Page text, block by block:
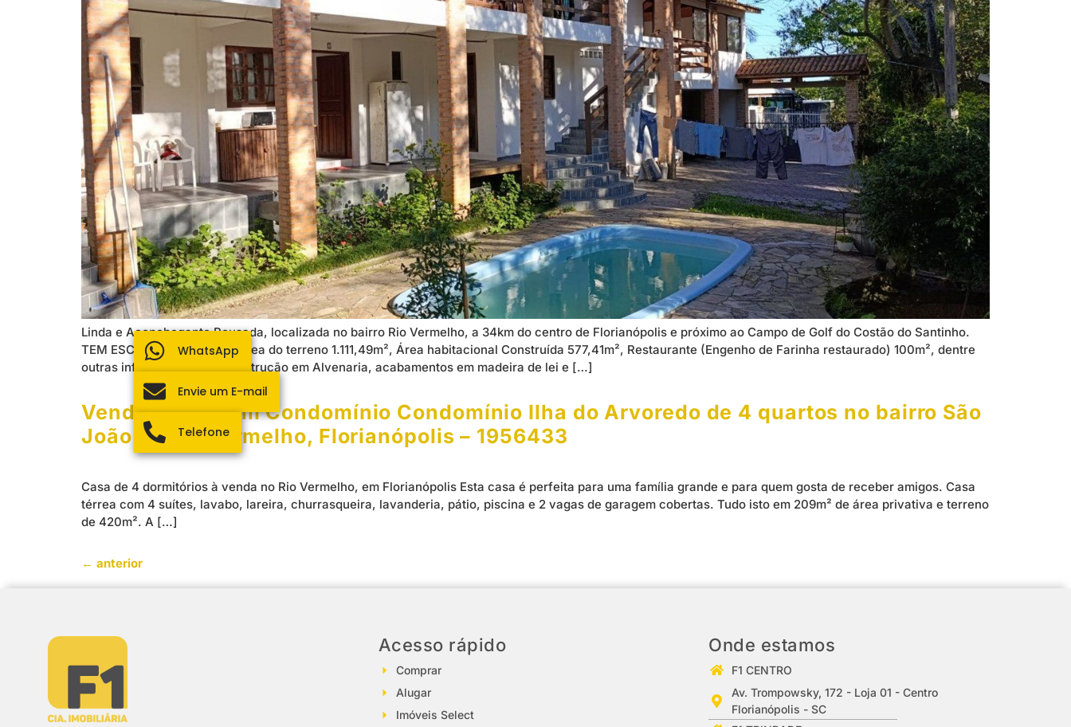
Linda e Aconchegante Pousada, localizada no bairro Rio Vermelho, a 34km do centro de Florianópolis e próximo ao Campo de Golf do Costão do Santinho.
TEM ESCRITURA PÚBLICA Área do terreno 1.111,49m², Área habitacional Construída 577,41m², Restaurante (Engenho de Farinha restaurado) 100m², dentre
outras infra estruturas.. Construção em Alvenaria, acabamentos em madeira de lei e […]
Venda – Casa em Condomínio Condomínio Ilha do Arvoredo de 4 quartos no bairro São
João do Rio Vermelho, Florianópolis – 1956433
Casa de 4 dormitórios à venda no Rio Vermelho, em Florianópolis Esta casa é perfeita para uma família grande e para quem gosta de receber amigos. Casa
térrea com 4 suítes, lavabo, lareira, churrasqueira, lavanderia, pátio, piscina e 2 vagas de garagem cobertas. Tudo isto em 209m² de área privativa e terreno
de 420m². A […]
← anterior
Acesso rápido
Comprar
Alugar
Imóveis Select
Onde estamos
F1 CENTRO
Av. Trompowsky, 172 - Loja 01 - Centro
Florianópolis - SC
WhatsApp
Envie um E-mail
Telefone